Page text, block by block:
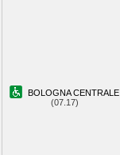
BOLOGNA CENTRALE
(07.17)